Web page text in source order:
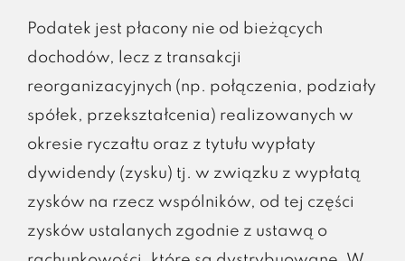
Podatek jest płacony nie od bieżących
dochodów, lecz z transakcji
reorganizacyjnych (np. połączenia, podziały
spółek, przekształcenia) realizowanych w
okresie ryczałtu oraz z tytułu wypłaty
dywidendy (zysku) tj. w związku z wypłatą
zysków na rzecz wspólników, od tej części
zysków ustalanych zgodnie z ustawą o